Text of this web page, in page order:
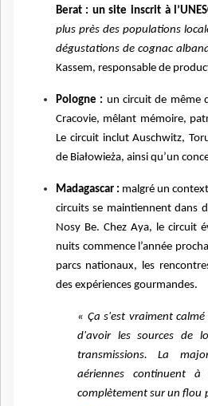
Berat : un site inscrit à
plus près des populations
dégustations de cognac
Kassem, responsable de
Pologne : un circuit de même
Cracovie, mêlant mémoire,
Le circuit inclut Auschwitz,
de Białowieża, ainsi qu’un
Madagascar : malgré un
circuits se maintiennent dans
Nosy Be. Chez Aya, le circuit
nuits commence l’année
parcs nationaux, les
des expériences gourmandes.
« Ça s'est vraiment
d'avoir les sources de
transmissions. La
aériennes continuent
complètement sur un flou